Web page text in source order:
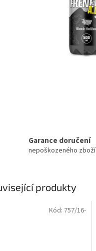
Garance doručení
nepoškozeného zboží
produkty
Kód: 757/16-